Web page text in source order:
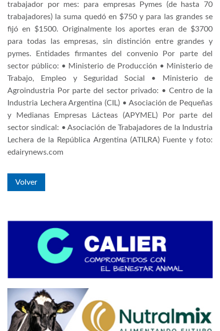
trabajador por mes: para empresas Pymes (de hasta 70
trabajadores) la suma quedó en $750 y para las grandes se
fijó en $1500. Originalmente los aportes eran de $3700
para todas las empresas, sin distinción entre grandes y
pymes. Entidades firmantes del convenio Por parte del
sector público: • Ministerio de Producción • Ministerio de
Trabajo, Empleo y Seguridad Social • Ministerio de
Agroindustria Por parte del sector privado: • Centro de la
Industria Lechera Argentina (CIL) • Asociación de Pequeñas
y Medianas Empresas Lácteas (APYMEL) Por parte del
sector sindical: • Asociación de Trabajadores de la Industria
Lechera de la República Argentina (ATILRA) Fuente y foto:
edairynews.com
Volver